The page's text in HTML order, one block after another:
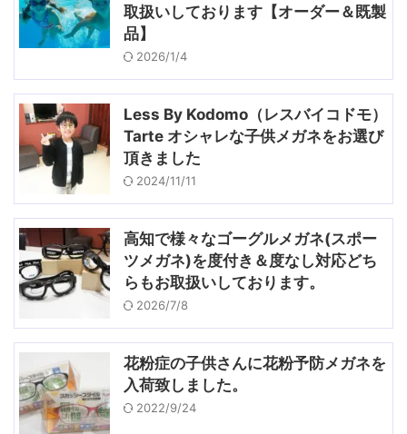
取扱いしております【オーダー＆既製
品】
2026/1/4
Less By Kodomo（レスバイコドモ）
Tarte オシャレな子供メガネをお選び
頂きました
2024/11/11
高知で様々なゴーグルメガネ(スポー
ツメガネ)を度付き＆度なし対応どち
らもお取扱いしております。
2026/7/8
花粉症の子供さんに花粉予防メガネを
入荷致しました。
2022/9/24